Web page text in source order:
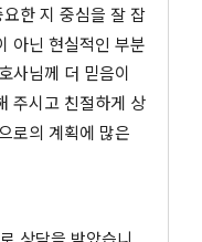
요한 지 중심을 잘 잡
아닌 현실적인 부분
사님께 더 믿음이
주시고 친절하게 상
로의 계획에 많은